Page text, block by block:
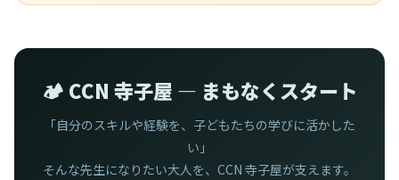
🏕️ CCN 寺子屋 — まもなくスタート
「自分のスキルや経験を、子どもたちの学びに活かした
い」
そんな先生になりたい大人を、CCN 寺子屋が支えます。